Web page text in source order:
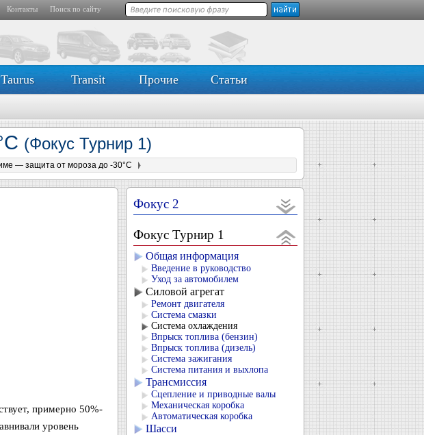
Контакты Поиск по сайту
Taurus Transit Прочие Статьи
(Фокус Турнир 1)
— защита от мороза до -30°C
примерно 50%-
уровень
Фокус 2
Фокус Турнир 1
Общая информация
Введение в руководство
Уход за автомобилем
Силовой агрегат
Ремонт двигателя
Система смазки
Система охлаждения
Впрыск топлива (бензин)
Впрыск топлива (дизель)
Система зажигания
Система питания и выхлопа
Трансмиссия
Сцепление и приводные валы
Механическая коробка
Автоматическая коробка
Шасси